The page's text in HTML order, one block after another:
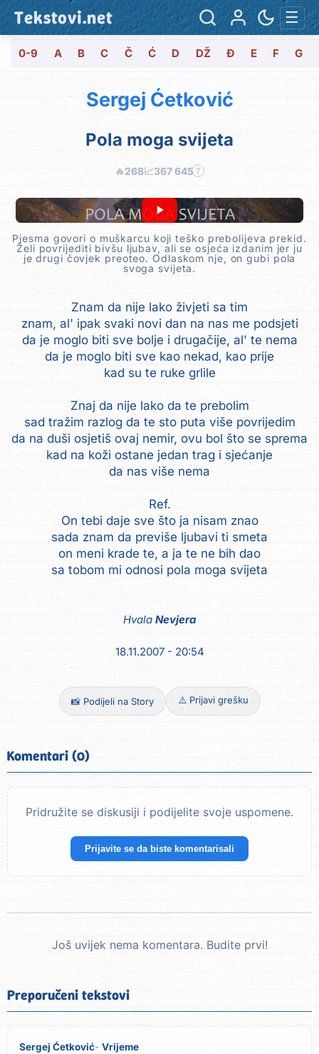
Tekstovi.net ☰
0-9 A B C Č Ć D DŽ Đ E F G
Sergej Ćetković
Pola moga svijeta
🔥268📈367 645 ?
Pjesma govori o muškarcu koji teško prebolijeva prekid.
Želi povrijediti bivšu ljubav, ali se osjeća izdanim jer ju
je drugi čovjek preoteo. Odlaskom nje, on gubi pola
svoga svijeta.
Znam da nije lako živjeti sa tim
znam, al' ipak svaki novi dan na nas me podsjeti
da je moglo biti sve bolje i drugačije, al' te nema
da je moglo biti sve kao nekad, kao prije
kad su te ruke grlile
Znaj da nije lako da te prebolim
sad tražim razlog da te sto puta više povrijedim
da na duši osjetiš ovaj nemir, ovu bol što se sprema
kad na koži ostane jedan trag i sjećanje
da nas više nema
Ref.
On tebi daje sve što ja nisam znao
sada znam da previše ljubavi ti smeta
on meni krade te, a ja te ne bih dao
sa tobom mi odnosi pola moga svijeta
Hvala Nevjera
18.11.2007 - 20:54
📸 Podijeli na Story ⚠️ Prijavi grešku
Komentari (0)
Pridružite se diskusiji i podijelite svoje uspomene.
Prijavite se da biste komentarisali
Još uvijek nema komentara. Budite prvi!
Preporučeni tekstovi
Sergej Ćetković Vrijeme